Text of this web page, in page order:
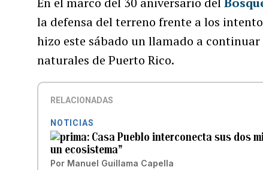
la defensa del terreno frente a los
hizo este sábado un llamado a
naturales de Puerto Rico.
RELACIONADAS
NOTICIAS
Casa Pueblo interconecta sus dos
un ecosistema”
Por Manuel Guillama Capella